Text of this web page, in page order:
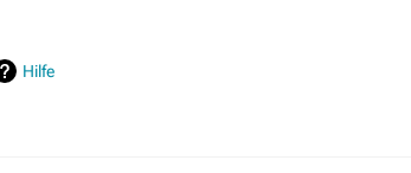
Hilfe